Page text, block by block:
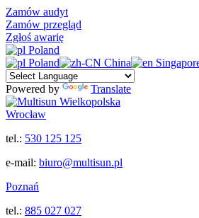
Zamów audyt
Zamów przegląd
Zgłoś awarię
Poland
Poland
China
Powered by Translate
Wrocław
tel.: 530 125 125
e-mail: biuro@multisun.pl
Poznań
tel.: 885 027 027